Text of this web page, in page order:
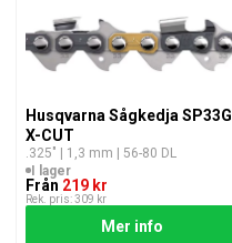
Husqvarna Sågkedja SP33G
X-CUT
.325″ | 1,3 mm | 56-80 DL
I lager
Från 219 kr
Rek. pris: 309 kr
Mer info